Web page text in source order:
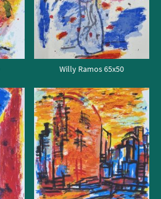
Willy Ramos 65x50